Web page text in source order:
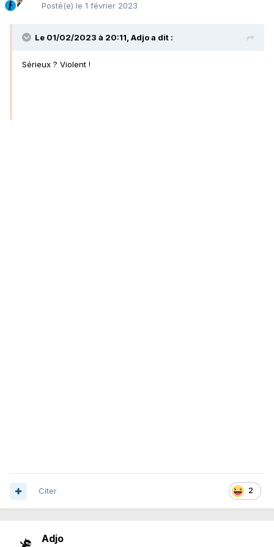
Posté(e) le 1 février 2023
Le 01/02/2023 à 20:11, Adjoa dit :
Sérieux ? Violent !
2
Citer
Adjo